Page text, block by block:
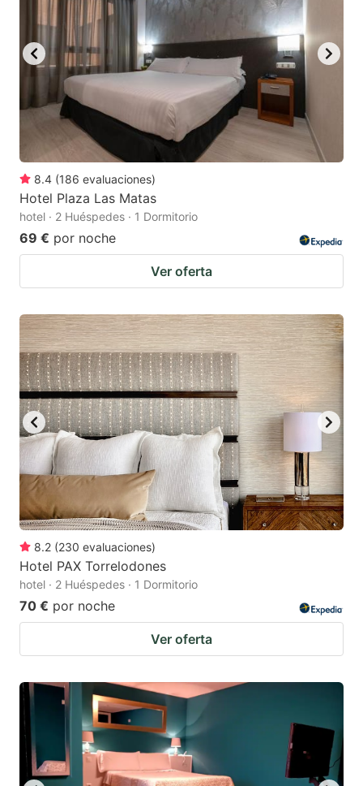
8.4 (186 evaluaciones)
Hotel Plaza Las Matas
hotel · 2 Huéspedes · 1 Dormitorio
69 € por noche
Ver oferta
8.2 (230 evaluaciones)
Hotel PAX Torrelodones
hotel · 2 Huéspedes · 1 Dormitorio
70 € por noche
Ver oferta